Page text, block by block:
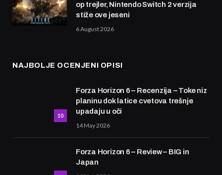
op trejler, Nintendo Switch 2 verzija
stiže ove jeseni
6 August 2026
NAJBOLJE OCENJENI OPISI
10
Forza Horizon 6 – Recenzija – Toke niz
planinu dok latice cvetova trešnje
upadaju u oči
14 May 2026
Forza Horizon 6 – Review – BIG in
Japan